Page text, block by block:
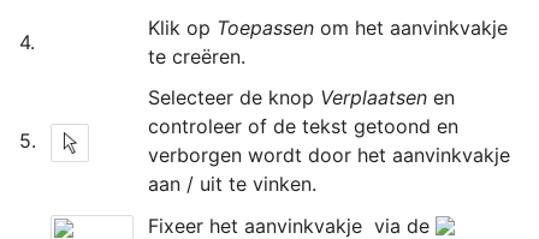
4.
Klik op Toepassen om het aanvinkvakje
te creëren.
5.
Selecteer de knop Verplaatsen en
controleer of de tekst getoond en
verborgen wordt door het aanvinkvakje
aan / uit te vinken.
Fixeer het aanvinkvakje  via de